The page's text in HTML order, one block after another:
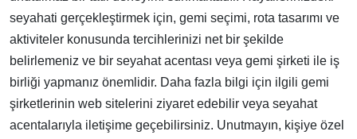
seyahati gerçekleştirmek için, gemi seçimi, rota tasarımı ve
aktiviteler konusunda tercihlerinizi net bir şekilde
belirlemeniz ve bir seyahat acentası veya gemi şirketi ile iş
birliği yapmanız önemlidir. Daha fazla bilgi için ilgili gemi
şirketlerinin web sitelerini ziyaret edebilir veya seyahat
acentalarıyla iletişime geçebilirsiniz. Unutmayın, kişiye özel